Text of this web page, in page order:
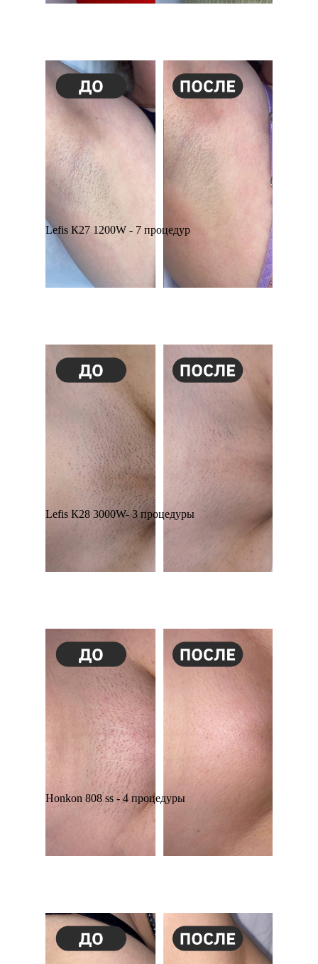
Lefis К27 1200W - 7 процедур
Lefis К28 3000W- 3 процедуры
Honkon 808 ss - 4 процедуры